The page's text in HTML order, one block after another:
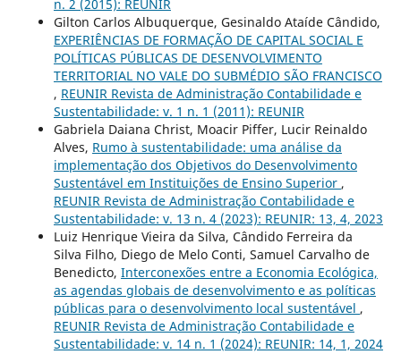
n. 2 (2015): REUNIR
Gilton Carlos Albuquerque, Gesinaldo Ataíde Cândido,
EXPERIÊNCIAS DE FORMAÇÃO DE CAPITAL SOCIAL E
POLÍTICAS PÚBLICAS DE DESENVOLVIMENTO
TERRITORIAL NO VALE DO SUBMÉDIO SÃO FRANCISCO
, REUNIR Revista de Administração Contabilidade e
Sustentabilidade: v. 1 n. 1 (2011): REUNIR
Gabriela Daiana Christ, Moacir Piffer, Lucir Reinaldo
Alves, Rumo à sustentabilidade: uma análise da
implementação dos Objetivos do Desenvolvimento
Sustentável em Instituições de Ensino Superior ,
REUNIR Revista de Administração Contabilidade e
Sustentabilidade: v. 13 n. 4 (2023): REUNIR: 13, 4, 2023
Luiz Henrique Vieira da Silva, Cândido Ferreira da
Silva Filho, Diego de Melo Conti, Samuel Carvalho de
Benedicto, Interconexões entre a Economia Ecológica,
as agendas globais de desenvolvimento e as políticas
públicas para o desenvolvimento local sustentável ,
REUNIR Revista de Administração Contabilidade e
Sustentabilidade: v. 14 n. 1 (2024): REUNIR: 14, 1, 2024